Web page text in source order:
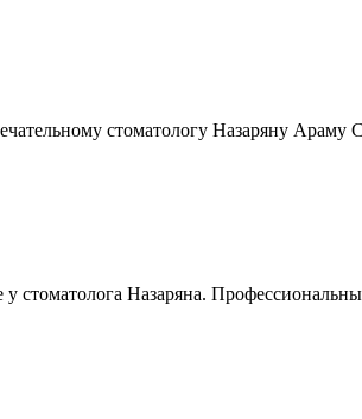
стоматологу Назаряну
у стоматолога Назаряна.